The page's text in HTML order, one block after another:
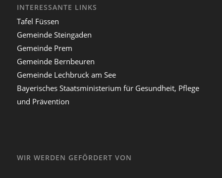
INTERESSANTE LINKS
Tafel Füssen
Gemeinde Steingaden
Gemeinde Prem
Gemeinde Bernbeuren
Gemeinde Lechbruck am See
Bayerisches Staatsministerium für Gesundheit, Pflege
und Prävention
WIR WERDEN GEFÖRDERT VON